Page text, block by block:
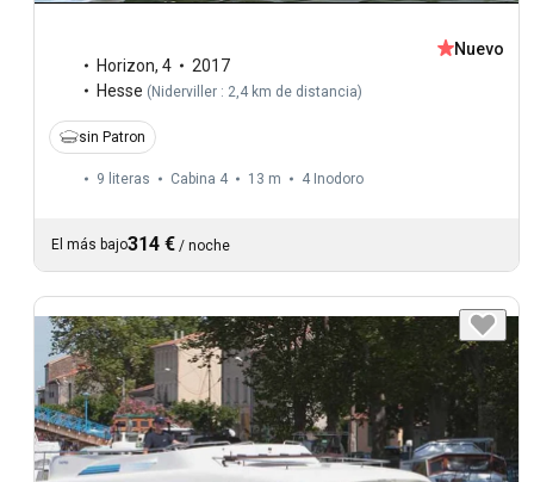
Horizon, 4
2017
Hesse (Niderviller : 2,4 km de distancia)
Nuevo
sin Patron
9 literas Cabina 4 13 m 4 Inodoro
El más bajo314 € / noche